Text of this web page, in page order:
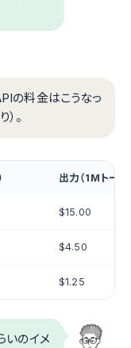
の料金はこうなっ
）。
出力（1Mトーク
$15.00
$4.50
$1.25
いのイメ